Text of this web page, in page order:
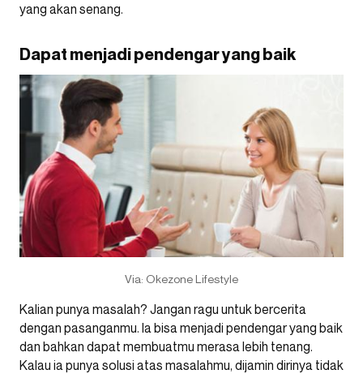
yang akan senang.
Dapat menjadi pendengar yang baik
Via: Okezone Lifestyle
Kalian punya masalah? Jangan ragu untuk bercerita
dengan pasanganmu. Ia bisa menjadi pendengar yang baik
dan bahkan dapat membuatmu merasa lebih tenang.
Kalau ia punya solusi atas masalahmu, dijamin dirinya tidak